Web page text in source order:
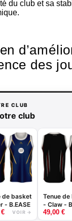
du club et sa
des
CLUB
club
de basket
- B.EASE
€ VOIR →
Tenue
- Claw -
49,00 €